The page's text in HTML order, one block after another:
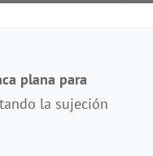
plana para
la sujeción